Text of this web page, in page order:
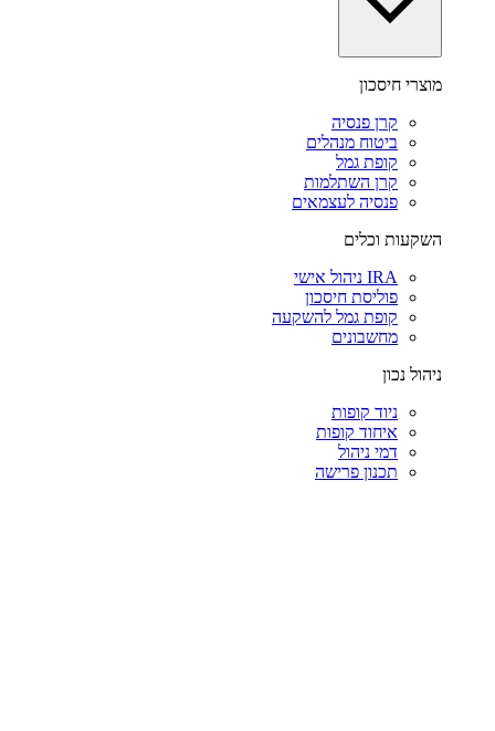
מוצרי חיסכון
קרן פנסיה
ביטוח מנהלים
קופת גמל
קרן השתלמות
פנסיה לעצמאים
השקעות וכלים
IRA ניהול אישי
פוליסת חיסכון
קופת גמל להשקעה
מחשבונים
ניהול נכון
ניוד קופות
איחוד קופות
דמי ניהול
תכנון פרישה